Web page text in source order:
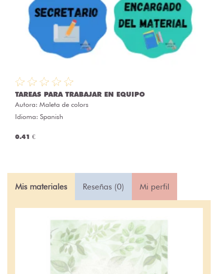
TAREAS PARA TRABAJAR EN EQUIPO
Autora: Maleta de colors
Idioma: Spanish
0.41 €
Mis materiales Reseñas (0) Mi perfil